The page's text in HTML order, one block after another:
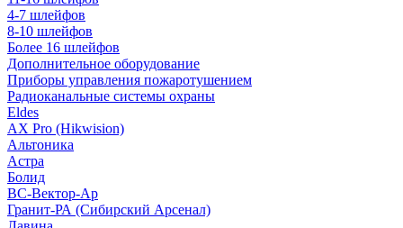
4-7 шлейфов
8-10 шлейфов
Более 16 шлейфов
Дополнительное оборудование
Приборы управления пожаротушением
Радиоканальные системы охраны
Eldes
AX Pro (Hikwision)
Альтоника
Астра
Болид
ВС-Вектор-Ар
Гранит-РА (Сибирский Арсенал)